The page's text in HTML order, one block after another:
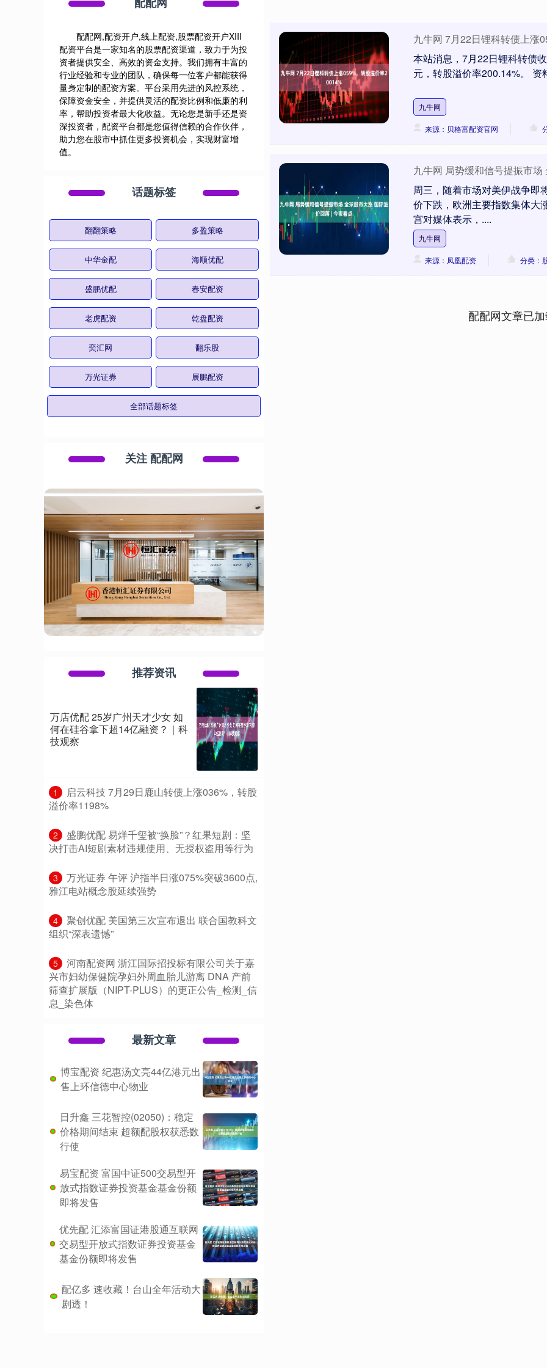
九牛网 7月22日锂科转债上涨
本站消息，7月22日锂科转债
元，转股溢价率200.14%。 资
九牛网
来源：贝格富配资官网
九牛网 局势缓和信号提振市
周三，随着市场对美伊战争即
价下跌，欧洲主要指数集体大
宫对媒体表示，....
九牛网
来源：凤凰配资 分类：
配配网文章已
配配网,配资开户,线上配资,股票配资开户XIII‌
配资平台是一家知名的股票配资渠道，致力于为投
资者提供安全、高效的资金支持。我们拥有丰富的
行业经验和专业的团队，确保每一位客户都能获得
量身定制的配资方案。平台采用先进的风控系统，
保障资金安全，并提供灵活的配资比例和低廉的利
率，帮助投资者最大化收益。无论您是新手还是资
深投资者，配资平台都是您值得信赖的合作伙伴，
助力您在股市中抓住更多投资机会，实现财富增
值。
话题标签
翻翻策略 多盈策略
中华金配 海顺优配
盛鹏优配 春安配资
老虎配资 乾盘配资
奕汇网 翻乐股
万光证券 展鵬配资
全部话题标签
关注 配配网
推荐资讯
万店优配 25岁广州天才少女 如
何在硅谷拿下超14亿融资？｜科
技观察
1
​启云科技 7月29日鹿山转债上涨036%，转股
溢价率1198%
2
​盛鹏优配 易烊千玺被“换脸”？红果短剧：坚
决打击AI短剧素材违规使用、无授权盗用等行为
3
​万光证券 午评 沪指半日涨075%突破3600点,
雅江电站概念股延续强势
4
​聚创优配 美国第三次宣布退出 联合国教科文
组织“深表遗憾”
5
​河南配资网 浙江国际招投标有限公司关于嘉
兴市妇幼保健院孕妇外周血胎儿游离 DNA 产前
筛查扩展版（NIPT-PLUS）的更正公告_检测_信
息_染色体
最新文章
博宝配资 纪惠汤文亮44亿港元出
售上环信德中心物业
日升鑫 三花智控(02050)：稳定
价格期间结束 超额配股权获悉数
行使
易宝配资 富国中证500交易型开
放式指数证券投资基金基金份额
即将发售
优先配 汇添富国证港股通互联网
交易型开放式指数证券投资基金
基金份额即将发售
配亿多 速收藏！台山全年活动大
剧透！